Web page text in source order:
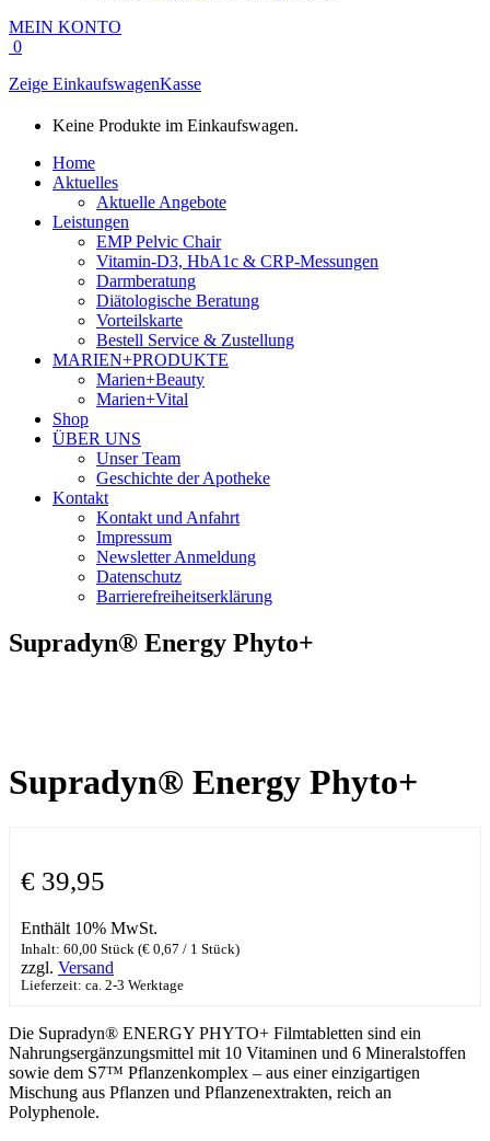
MEIN KONTO
0
Zeige EinkaufswagenKasse
Keine Produkte im Einkaufswagen.
Home
Aktuelles
Aktuelle Angebote
Leistungen
EMP Pelvic Chair
Vitamin-D3, HbA1c & CRP-Messungen
Darmberatung
Diätologische Beratung
Vorteilskarte
Bestell Service & Zustellung
MARIEN+PRODUKTE
Marien+Beauty
Marien+Vital
Shop
ÜBER UNS
Unser Team
Geschichte der Apotheke
Kontakt
Kontakt und Anfahrt
Impressum
Newsletter Anmeldung
Datenschutz
Barrierefreiheitserklärung
Supradyn® Energy Phyto+
Supradyn® Energy Phyto+
€ 39,95
Enthält 10% MwSt.
Inhalt: 60,00 Stück (€ 0,67 / 1 Stück)
zzgl. Versand
Lieferzeit: ca. 2-3 Werktage
Die Supradyn® ENERGY PHYTO+ Filmtabletten sind ein
Nahrungsergänzungsmittel mit 10 Vitaminen und 6 Mineralstoffen
sowie dem S7™ Pflanzenkomplex – aus einer einzigartigen
Mischung aus Pflanzen und Pflanzenextrakten, reich an
Polyphenole.